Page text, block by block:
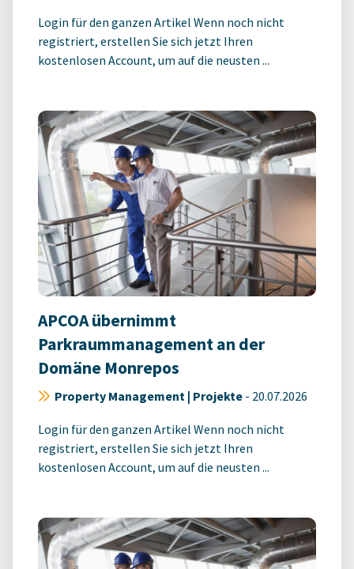
Login für den ganzen Artikel Wenn noch nicht
registriert, erstellen Sie sich jetzt Ihren
kostenlosen Account, um auf die neusten ...
APCOA übernimmt
Parkraummanagement an der
Domäne Monrepos
Property Management | Projekte - 20.07.2026
Login für den ganzen Artikel Wenn noch nicht
registriert, erstellen Sie sich jetzt Ihren
kostenlosen Account, um auf die neusten ...